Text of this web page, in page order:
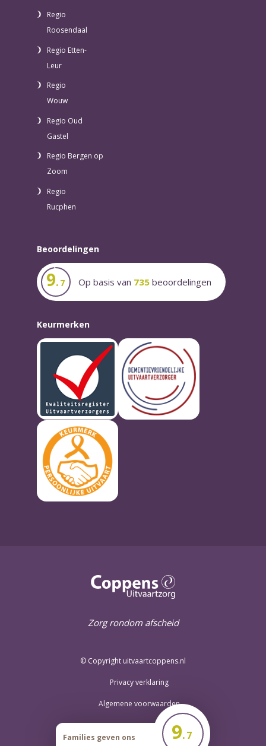
Regio
Roosendaal
Regio Etten-
Leur
Regio
Wouw
Regio Oud
Gastel
Regio Bergen op
Zoom
Regio
Rucphen
Beoordelingen
Op basis van 735beoordelingen
9. 7
Keurmerken
Kwaliteitsregister
Uitvaartverzorgers
Zorg rondom afscheid
© Copyright uitvaartcoppens.nl
Privacy verklaring
Algemene voorwaarden
Families geven ons 9.7